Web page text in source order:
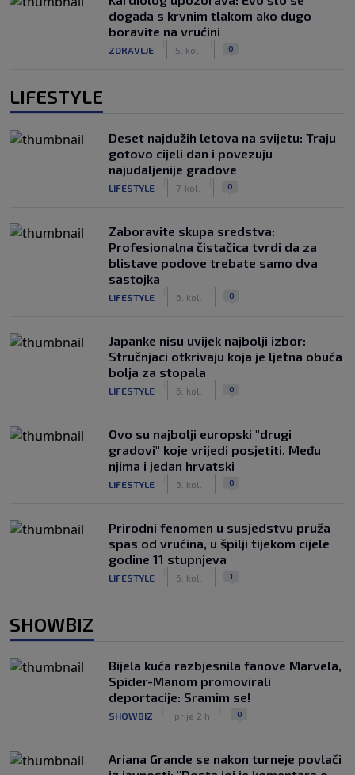
događa s krvnim tlakom ako dugo
boravite na vrućini
ZDRAVLJE 5. kol. 0
LIFESTYLE
Deset najdužih letova na svijetu: Traju
gotovo cijeli dan i povezuju
najudaljenije gradove
LIFESTYLE 7. kol. 0
Zaboravite skupa sredstva:
Profesionalna čistačica tvrdi da za
blistave podove trebate samo dva
sastojka
LIFESTYLE 6. kol. 0
Japanke nisu uvijek najbolji izbor:
Stručnjaci otkrivaju koja je ljetna obuća
bolja za stopala
LIFESTYLE 6. kol. 0
Ovo su najbolji europski "drugi
gradovi" koje vrijedi posjetiti. Među
njima i jedan hrvatski
LIFESTYLE 6. kol. 0
Prirodni fenomen u susjedstvu pruža
spas od vrućina, u špilji tijekom cijele
godine 11 stupnjeva
LIFESTYLE 6. kol. 1
SHOWBIZ
Bijela kuća razbjesnila fanove Marvela,
Spider-Manom promovirali
deportacije: Sramim se!
SHOWBIZ prije 2 h 0
Ariana Grande se nakon turneje povlači